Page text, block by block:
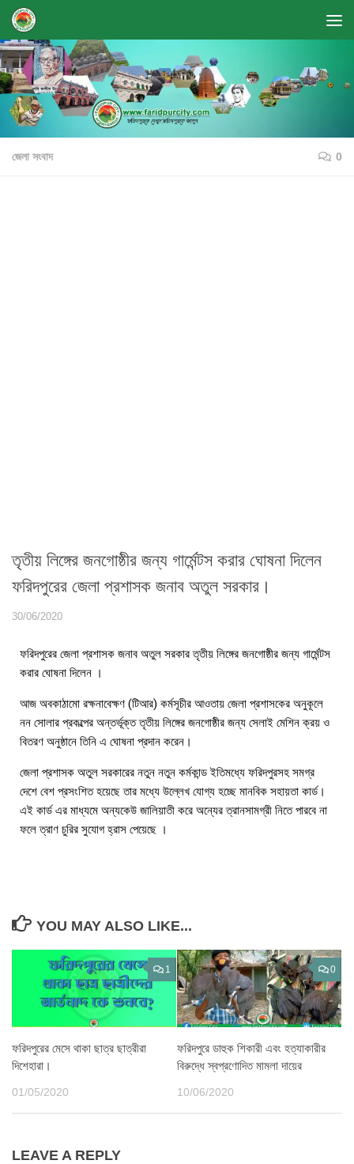
Skip to content
জেলা সংবাদ 0
তৃতীয় লিঙ্গের জনগোষ্ঠীর জন্য গার্মেন্টস করার ঘোষনা দিলেন
ফরিদপুরের জেলা প্রশাসক জনাব অতুল সরকার।
30/06/2020
ফরিদপুরের জেলা প্রশাসক জনাব অতুল সরকার তৃতীয় লিঙ্গের জনগোষ্ঠীর জন্য গার্মেন্টস
করার ঘোষনা দিলেন ।
আজ অবকাঠামো রক্ষনাবেক্ষণ (টিআর) কর্মসূচীর আওতায় জেলা প্রশাসকের অনুকূলে
নন সোলার প্রকল্পের অন্তর্ভূক্ত তৃতীয় লিঙ্গের জনগোষ্ঠীর জন্য সেলাই মেশিন ক্রয় ও
বিতরণ অনুষ্ঠানে তিনি এ ঘোষনা প্রদান করেন।
জেলা প্রশাসক অতুল সরকারের নতুন নতুন কর্মকান্ড ইতিমধ্যে ফরিদপুরসহ সমগ্র
দেশে বেশ প্রসংশিত হয়েছে তার মধ্যে উল্লেখ যোগ্য হচ্ছে মানবিক সহায়তা কার্ড।
এই কার্ড এর মাধ্যমে অন্যকেউ জালিয়াতী করে অন্যের ত্রানসামগ্রী নিতে পারবে না
ফলে ত্রাণ চুরির সুযোগ হ্রাস পেয়েছে ।
YOU MAY ALSO LIKE...
1
ফরিদপুরের মেসে থাকা ছাত্র ছাত্রীরা
দিশেহারা।
01/05/2020
0
ফরিদপুরে ডাহুক শিকারী এবং হত্যাকারীর
বিরুদ্ধে স্বপ্রণোদিত মামলা দায়ের
10/06/2020
LEAVE A REPLY